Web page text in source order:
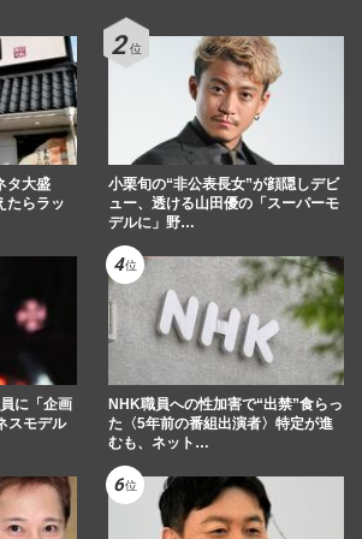
タ大盛
たらラッ
小栗旬の“非公表長女”が顔隠しデビ
ュー、透ける山田優の「スーパーモ
デルに」野…
に「企画
スモデル
NHK職員への性加害で“出禁”食らっ
た〈5年前の番組出演者〉特定が進
むも、ネット…